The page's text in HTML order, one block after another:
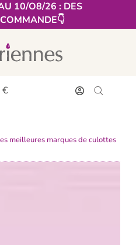
10/O8/26 : DES
€
meilleures marques de culottes